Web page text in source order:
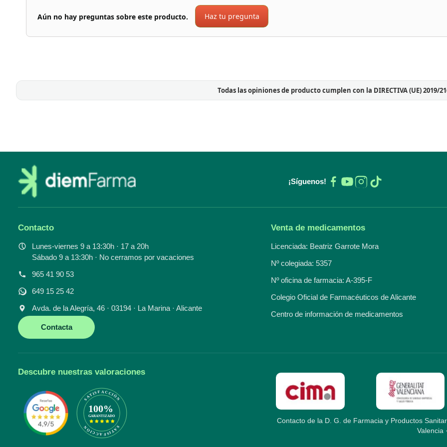
Aún no hay preguntas sobre este producto. Haz tu pregunta
Todas las opiniones de producto cumplen con la DIRECTIVA (UE) 2019/
¡Síguenos!
Contacto
Lunes-viernes 9 a 13:30h · 17 a 20h
Sábado 9 a 13:30h · No cerramos por vacaciones
965 41 90 53
649 15 25 42
Avda. de la Alegría, 46 · 03194 · La Marina · Alicante
Contacta
Venta de medicamentos
Licenciada: Beatriz Garrote Mora
Nº colegiada: 5357
Nº oficina de farmacia: A-395-F
Colegio Oficial de Farmacéuticos de Alicante
Centro de información de medicamentos
Descubre nuestras valoraciones
Contacto de la D. G. de Farmacia y Productos
Valencia